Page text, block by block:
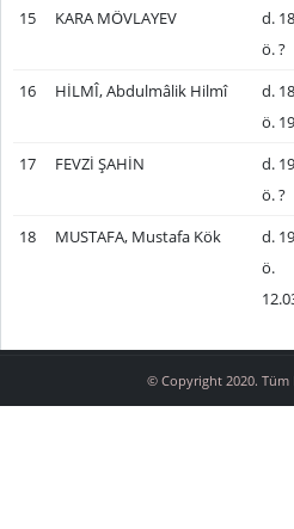
15 KARA MÖVLAYEV
d.
ö. ?
16 HİLMÎ, Abdulmâlik Hilmî
d.
ö.
17 FEVZİ ŞAHİN
d.
ö. ?
18 MUSTAFA, Mustafa Kök
d.
ö.
© Copyright 2020. Tüm